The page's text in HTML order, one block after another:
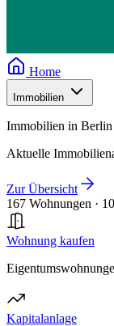
Home
Immobilien
Immobilien in Berlin
Aktuelle
Zur Übersicht
167 Wohnungen ·
Wohnung kaufen
Kapitalanlage